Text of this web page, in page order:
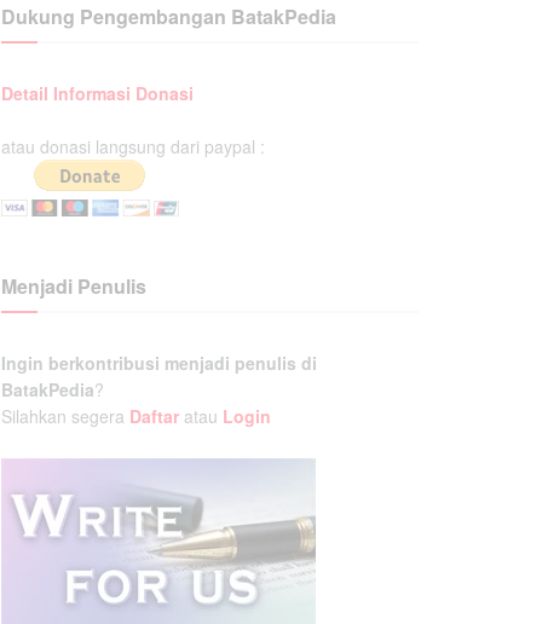
Dukung Pengembangan BatakPedia
Detail Informasi Donasi
atau donasi langsung dari paypal :
Menjadi Penulis
Ingin berkontribusi menjadi penulis di
BatakPedia?
Silahkan segera Daftar atau Login